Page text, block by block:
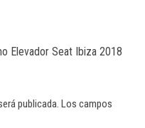
Elevador Seat Ibiza 2018
publicada. Los campos